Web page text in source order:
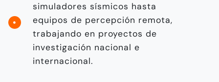
simuladores sísmicos hasta
equipos de percepción remota,
trabajando en proyectos de
investigación nacional e
internacional.